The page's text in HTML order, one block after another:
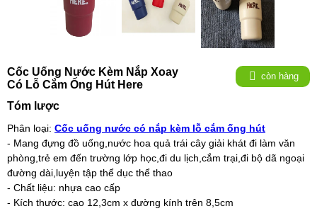
Cốc Uống Nước Kèm Nắp Xoay
Có Lỗ Cắm Ống Hút Here
còn hàng
Tóm lược
Phân loại: Cốc uống nước có nắp kèm lỗ cắm ống hút
- Mang đựng đồ uống,nước hoa quả trái cây giải khát đi làm văn
phòng,trẻ em đến trường lớp học,đi du lịch,cắm trại,đi bộ dã ngoại
đường dài,luyện tập thể dục thể thao
- Chất liệu: nhựa cao cấp
- Kích thước: cao 12,3cm x đường kính trên 8,5cm